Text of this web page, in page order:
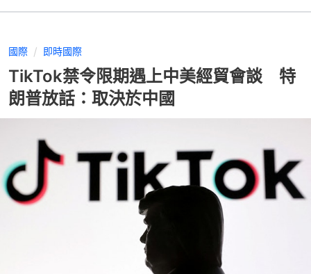
國際 即時國際
TikTok禁令限期遇上中美經貿會談 特
朗普放話：取決於中國